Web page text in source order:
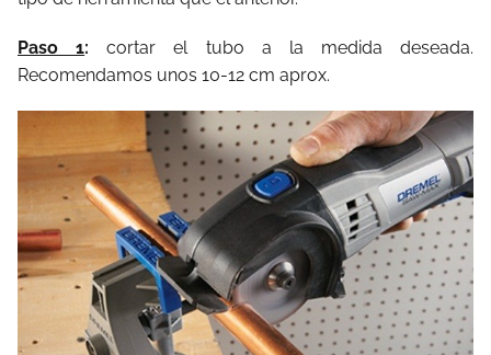
Paso 1: cortar el tubo a la medida deseada.
Recomendamos unos 10-12 cm aprox.